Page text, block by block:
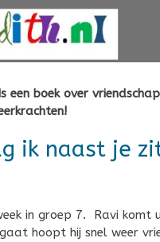
een boek over
ik naast je
in groep 7. Ravi
hoopt hij snel weer